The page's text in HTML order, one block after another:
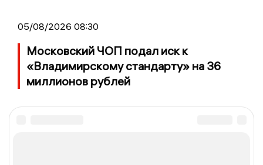
05/08/2026 08:30
Московский ЧОП подал иск к
«Владимирскому стандарту» на 36
миллионов рублей